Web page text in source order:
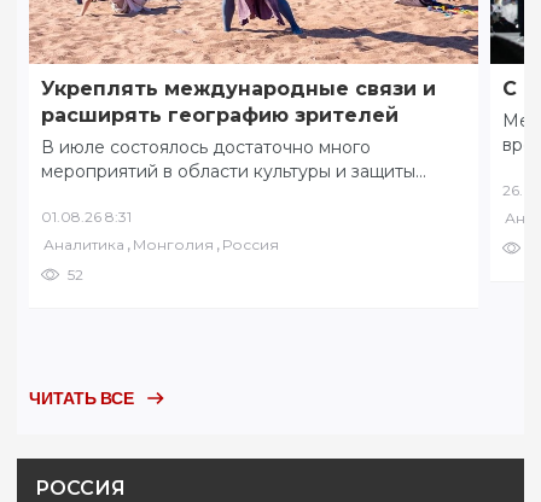
Укреплять международные связи и
расширять географию зрителей
В июле состоялось достаточно много
мероприятий в области культуры и защиты
уголках Забайкалья…
01.08.26 8:31
Аналитика , Монголия , Россия
52
С
ЧИТАТЬ ВСЕ
РОССИЯ